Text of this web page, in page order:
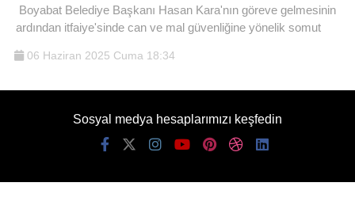
Boyabat Belediye Başkanı Hasan Kara'nın göreve gelmesinin
ardından itfaiye'sinde can ve mal güvenliğine yönelik somut
06 Haziran 2025 Cuma 18:34
Sosyal medya hesaplarımızı keşfedin